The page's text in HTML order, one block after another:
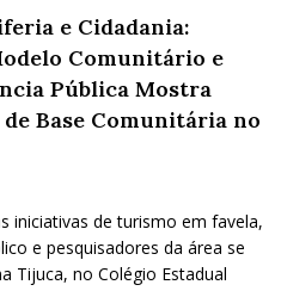
e Cidadania:
Comunitário e
Pública Mostra
Base Comunitária no
iniciativas de turismo em favela,
e pesquisadores da área se
Tijuca, no Colégio Estadual